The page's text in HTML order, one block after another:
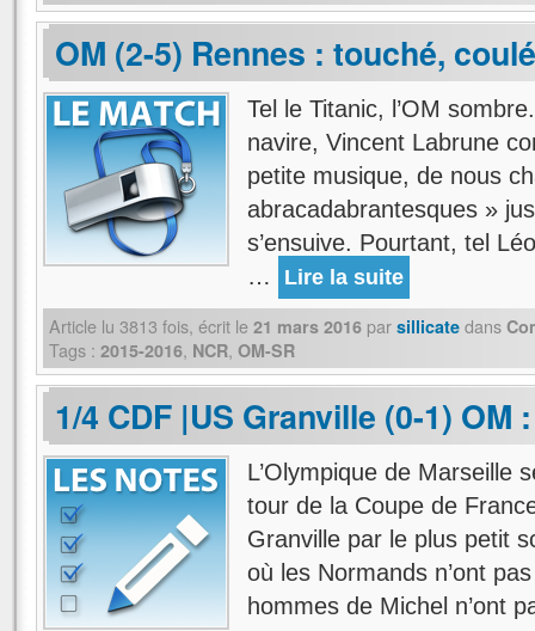
OM (2-5) Rennes : touché,
Tel le Titanic, l’OM
navire, Vincent Labrune
petite musique, de nous
abracadabrantesques »
s’ensuive. Pourtant, tel
…
Lire la suite
Article lu 3813 fois, écrit le 21 mars 2016 par sillicate dans
Tags : 2015-2016, NCR, OM-SR
1/4 CDF |US Granville (0-1)
L’Olympique de Marseille
tour de la Coupe de
Granville par le plus petit
où les Normands n’ont
hommes de Michel n’ont